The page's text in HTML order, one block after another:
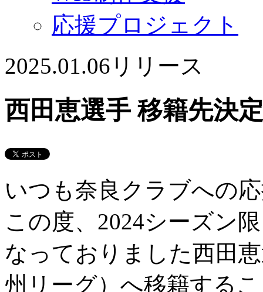
応援プロジェクト
2025.01.06 リリース
西田恵選手 移籍先決
いつも奈良クラブへの
この度、2024シーズン
なっておりました西田
州リーグ）へ移籍する